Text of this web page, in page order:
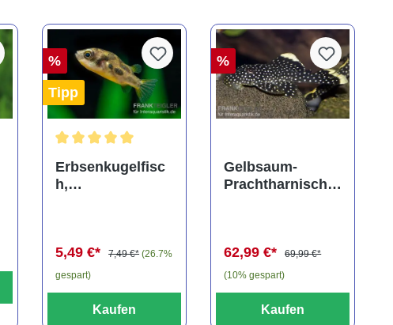
%
Tipp
Erbsenkugelfisc
h,
5,49 €*
7,49 €* (26.7%
gespart)
Kaufen
%
Gelbsaum-
Prachtharnischw
62,99 €*
69,99 €*
(10% gespart)
Kaufen